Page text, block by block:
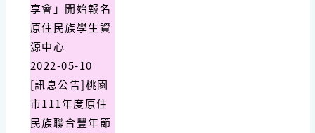
享會」開始報名
原住民族學生資
源中心
2022-05-10
[訊息公告]桃園
市111年度原住
民族聯合豐年節